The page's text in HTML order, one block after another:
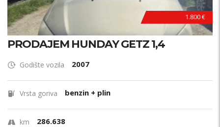
1.800 €
PRODAJEM HUNDAY GETZ 1,4
Godište vozila 2007
Vrsta goriva benzin + plin
km 286.638